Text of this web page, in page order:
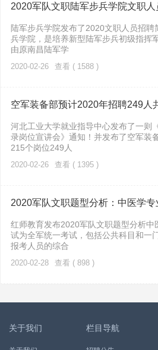
2020军队文职陆军步兵学院文职人
陆军步兵学院发布了2020文职人员招
兵学院，是培养新型陆军步兵初级指挥
由原南昌陆军学
2020-02-26 查看 ( 1588 )
空军装备部预计2020年招聘249人
河北工业大学就业指导中心发布了一则
录岗位宣讲会》通知！并发布了空军装
215个岗位249人
2020-02-26 查看 ( 1395 )
2020军队文职题型分析：中医学专
红师教育发布2020军队文职题型分析
试为全军统一考试，包括公共科目和一
报考人员的综合
2020-02-28 查看 ( 898 )
关于我们 栏目导航